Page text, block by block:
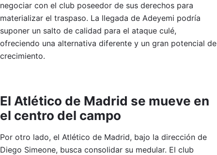
negociar con el club poseedor de sus derechos para
materializar el traspaso. La llegada de Adeyemi podría
suponer un salto de calidad para el ataque culé,
ofreciendo una alternativa diferente y un gran potencial de
crecimiento.
El Atlético de Madrid se mueve en
el centro del campo
Por otro lado, el Atlético de Madrid, bajo la dirección de
Diego Simeone, busca consolidar su medular. El club